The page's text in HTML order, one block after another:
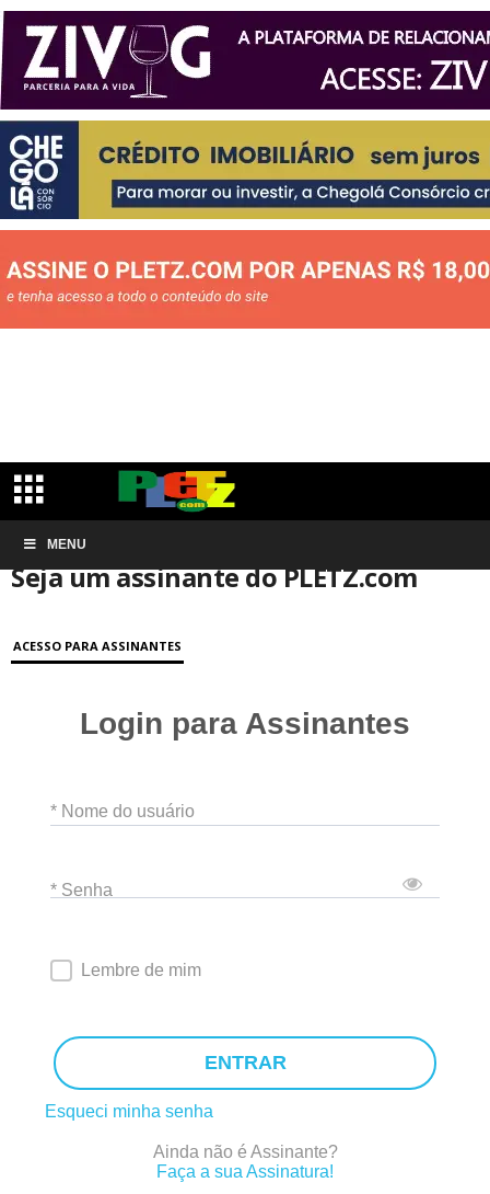
MENU
Início Conta de associação
Seja um assinante do PLETZ.com
ACESSO PARA ASSINANTES
Login para Assinantes
* Nome do usuário
* Senha
Lembre de mim
ENTRAR
Esqueci minha senha
Ainda não é Assinante?
Faça a sua Assinatura!